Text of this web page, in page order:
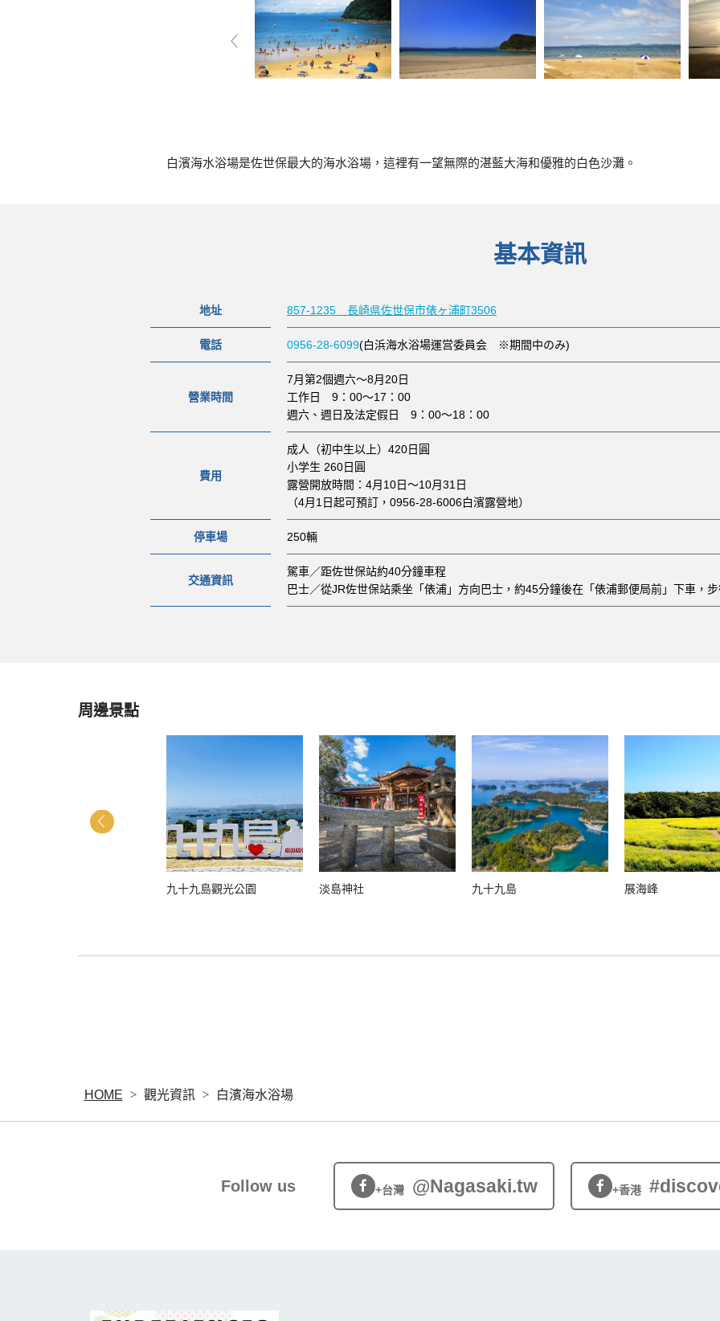
白濱海水浴場是佐世保最大的海水浴場，這裡有一望無際的湛藍大海和優雅的白色沙灘。
基本資訊
地址 857-1235 長崎県佐世保市俵ヶ浦町3506
電話 0956-28-6099(白浜海水浴場運営委員会 ※期間中のみ)
營業時間
7月第2個週六～8月20日
工作日 9：00～17：00
週六、週日及法定假日 9：00～18：00
費用
成人（初中生以上）420日圓
小学生 260日圓
露營開放時間：4月10日～10月31日
（4月1日起可預訂，0956-28-6006白濱露營地）
停車場 250輛
交通資訊
駕車／距佐世保站約40分鐘車程
巴士／從JR佐世保站乘坐「俵浦」方向巴士，約45分鐘後在「俵浦郵便局前」下車，
周邊景點
九十九島觀光公園 淡島神社 九十九島 展海峰
HOME 觀光資訊 白濱海水浴場
Follow us +台灣 @Nagasaki.tw +香港